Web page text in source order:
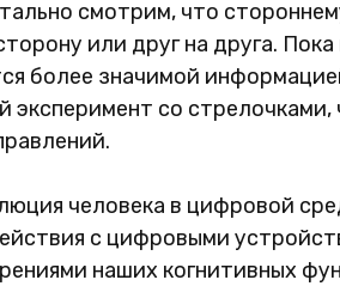
смотрим, что
или друг на друга.
более значимой
эксперимент со
человека в цифровой
с цифровыми
наших когнитивных